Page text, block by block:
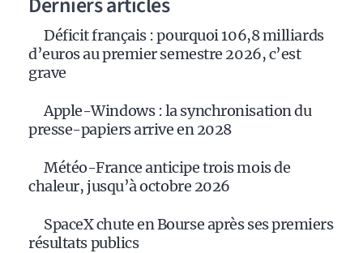
Déficit français : pourquoi 106,8 milliards
d’euros au premier semestre 2026, c’est
grave
Apple-Windows : la synchronisation du
presse-papiers arrive en 2028
Météo-France anticipe trois mois de
chaleur, jusqu’à octobre 2026
SpaceX chute en Bourse après ses premiers
résultats publics